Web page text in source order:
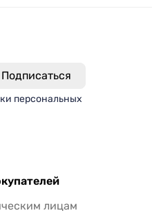
персональных
лицам